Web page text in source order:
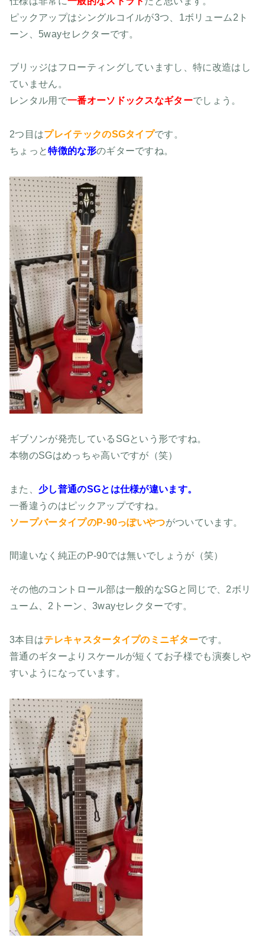
ピックアップはシングルコイルが3つ、1ボリューム2ト
ーン、5wayセレクターです。
ブリッジはフローティングしていますし、特に改造はし
ていません。
レンタル用で一番オーソドックスなギターでしょう。
2つ目はプレイテックのSGタイプです。
ちょっと特徴的な形のギターですね。
ギブソンが発売しているSGという形ですね。
本物のSGはめっちゃ高いですが（笑）
また、 少し普通のSGとは仕様が違います。
一番違うのはピックアップですね。
ソープバータイプのP-90っぽいやつがついています。
間違いなく純正のP-90では無いでしょうが（笑）
その他のコントロール部は一般的なSGと同じで、2ボリ
ューム、2トーン、3wayセレクターです。
3本目はテレキャスタータイプのミニギターです。
普通のギターよりスケールが短くてお子様でも演奏しや
すいようになっています。